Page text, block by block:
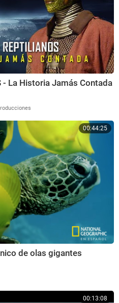
- La Historia Jamás Contada
00:44:25
de olas gigantes
00:13:08